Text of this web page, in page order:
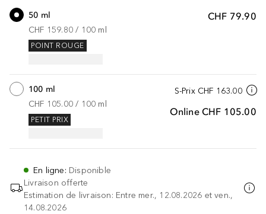
CHF 79.90
50 ml
CHF 159.80 / 100 ml
POINT ROUGE
S-Prix CHF 163.00
Online CHF 105.00
100 ml
CHF 105.00 / 100 ml
PETIT PRIX
En ligne: Disponible
Livraison offerte
Estimation de livraison: Entre mer., 12.08.2026 et ven.,
14.08.2026